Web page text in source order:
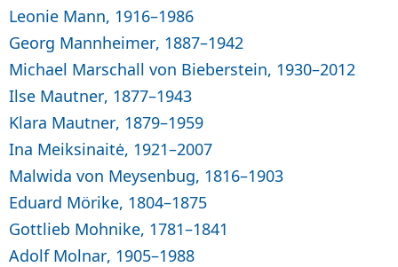
Leonie Mann, 1916–1986
Georg Mannheimer, 1887–1942
Michael Marschall von Bieberstein, 1930–2012
Ilse Mautner, 1877–1943
Klara Mautner, 1879–1959
Ina Meiksinaitė, 1921–2007
Malwida von Meysenbug, 1816–1903
Eduard Mörike, 1804–1875
Gottlieb Mohnike, 1781–1841
Adolf Molnar, 1905–1988